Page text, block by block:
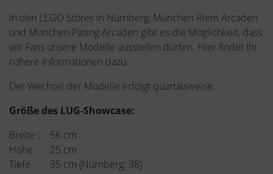
In den LEGO Stores in Nürnberg, München Riem Arcaden
und München Pasing Arcaden gibt es die Möglichkeit, dass
wir Fans unsere Modelle ausstellen dürfen. Hier findet Ihr
nähere Informationen dazu.
Der Wechsel der Modelle erfolgt quartalsweise.
Größe des LUG-Showcase:
Breite : 56 cm
Höhe : 25 cm
Tiefe : 35 cm (Nürnberg: 38)